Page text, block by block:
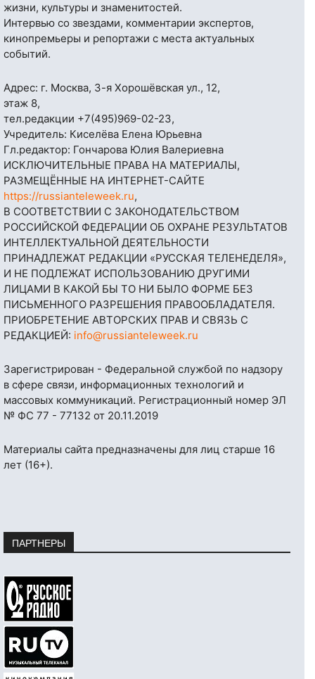
жизни, культуры и знаменитостей.
Интервью со звездами, комментарии экспертов,
кинопремьеры и репортажи с места актуальных
событий.
Адрес: г. Москва, 3-я Хорошёвская ул., 12,
этаж 8,
тел.редакции +7(495)969-02-23,
Учредитель: Киселёва Елена Юрьевна
Гл.редактор: Гончарова Юлия Валериевна
ИСКЛЮЧИТЕЛЬНЫЕ ПРАВА НА МАТЕРИАЛЫ,
РАЗМЕЩЁННЫЕ НА ИНТЕРНЕТ-САЙТЕ
https://russianteleweek.ru,
В СООТВЕТСТВИИ С ЗАКОНОДАТЕЛЬСТВОМ
РОССИЙСКОЙ ФЕДЕРАЦИИ ОБ ОХРАНЕ РЕЗУЛЬТАТОВ
ИНТЕЛЛЕКТУАЛЬНОЙ ДЕЯТЕЛЬНОСТИ
ПРИНАДЛЕЖАТ РЕДАКЦИИ «РУССКАЯ ТЕЛЕНЕДЕЛЯ»,
И НЕ ПОДЛЕЖАТ ИСПОЛЬЗОВАНИЮ ДРУГИМИ
ЛИЦАМИ В КАКОЙ БЫ ТО НИ БЫЛО ФОРМЕ БЕЗ
ПИСЬМЕННОГО РАЗРЕШЕНИЯ ПРАВООБЛАДАТЕЛЯ.
ПРИОБРЕТЕНИЕ АВТОРСКИХ ПРАВ И СВЯЗЬ С
РЕДАКЦИЕЙ: info@russianteleweek.ru
Зарегистрирован - Федеральной службой по надзору
в сфере связи, информационных технологий и
массовых коммуникаций. Регистрационный номер ЭЛ
№ ФС 77 - 77132 от 20.11.2019
Материалы сайта предназначены для лиц старше 16
лет (16+).
ПАРТНЕРЫ